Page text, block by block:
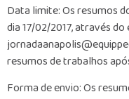
Data limite: Os resumos
dia 17/02/2017, através do
resumos de trabalhos
Forma de envio: Os